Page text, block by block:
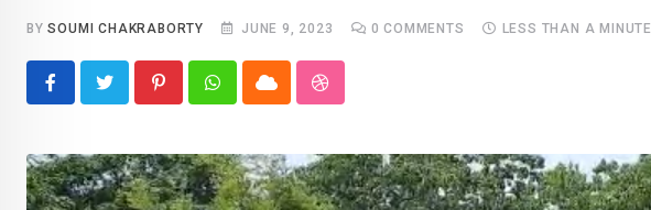
BYSOUMI CHAKRABORTY JUNE 9, 2023 0 COMMENTS LESS THAN A MINUTE
PinterestWhatsappCloud StumbleUpon